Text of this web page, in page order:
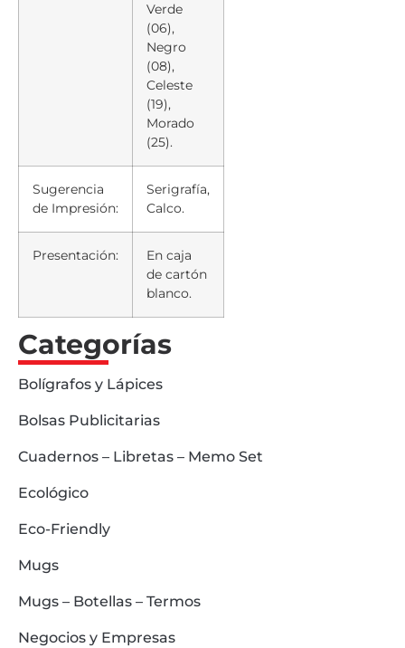
Verde
(06),
Negro
(08),
Celeste
(19),
Morado
(25).
Sugerencia
de Impresión:
Serigrafía,
Calco.
Presentación:
En caja
de cartón
blanco.
Categorías
Bolígrafos y Lápices
Bolsas Publicitarias
Cuadernos – Libretas – Memo Set
Ecológico
Eco-Friendly
Mugs
Mugs – Botellas – Termos
Negocios y Empresas